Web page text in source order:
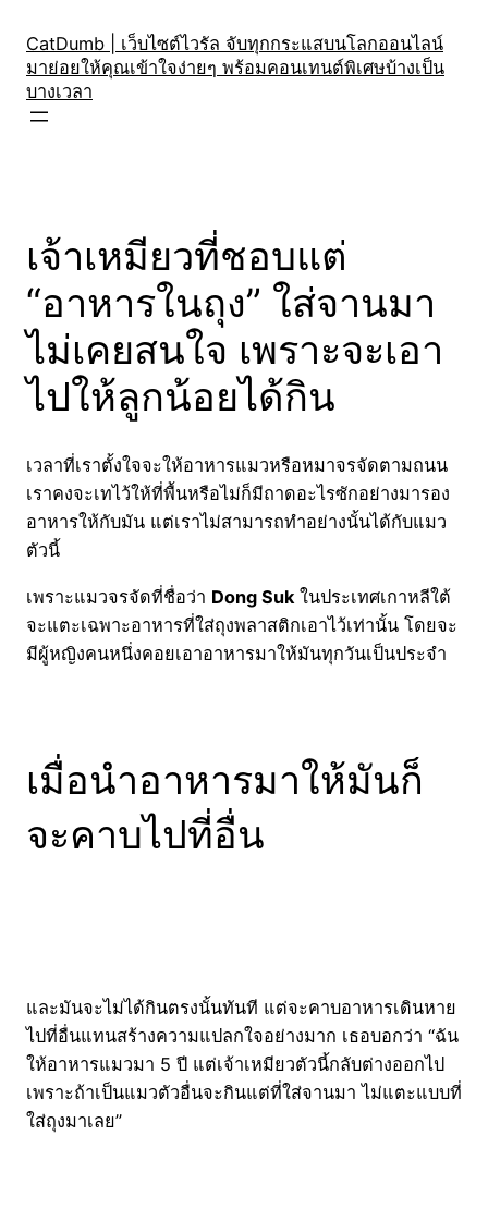
content
CatDumb | เว็บไซต์ไวรัล จับทุกกระแสบนโลกออนไลน์
มาย่อยให้คุณเข้าใจง่ายๆ พร้อมคอนเทนต์พิเศษบ้างเป็น
บางเวลา
เจ้าเหมียวที่ชอบแต่
“อาหารในถุง” ใส่จานมา
ไม่เคยสนใจ เพราะจะเอา
ไปให้ลูกน้อยได้กิน
เวลาที่เราตั้งใจจะให้อาหารแมวหรือหมาจรจัดตามถนน
เราคงจะเทไว้ให้ที่พื้นหรือไม่ก็มีถาดอะไรซักอย่างมารอง
อาหารให้กับมัน แต่เราไม่สามารถทำอย่างนั้นได้กับแมว
ตัวนี้
เพราะแมวจรจัดที่ชื่อว่า Dong Suk ในประเทศเกาหลีใต้
จะแตะเฉพาะอาหารที่ใส่ถุงพลาสติกเอาไว้เท่านั้น โดยจะ
มีผู้หญิงคนหนึ่งคอยเอาอาหารมาให้มันทุกวันเป็นประจำ
เมื่อนำอาหารมาให้มันก็
จะคาบไปที่อื่น
และมันจะไม่ได้กินตรงนั้นทันที แต่จะคาบอาหารเดินหาย
ไปที่อื่นแทนสร้างความแปลกใจอย่างมาก เธอบอกว่า “ฉัน
ให้อาหารแมวมา 5 ปี แต่เจ้าเหมียวตัวนี้กลับต่างออกไป
เพราะถ้าเป็นแมวตัวอื่นจะกินแต่ที่ใส่จานมา ไม่แตะแบบที่
ใส่ถุงมาเลย”